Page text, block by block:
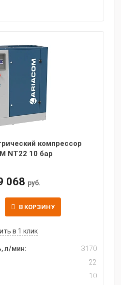
компрессор
NT22 10 бар
068 руб.
В КОРЗИНУ
в 1 клик
л/мин:
3170
22
10